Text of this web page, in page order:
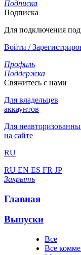
Подписка
Подписка
Для подключения
Войти /
Профиль
Поддержка
Свяжитесь с нами
Для владельцев
аккаунтов
Для
на сайте
RU
RU EN ES FR JP
Закрыть
Главная
Выпуски
Все
Все